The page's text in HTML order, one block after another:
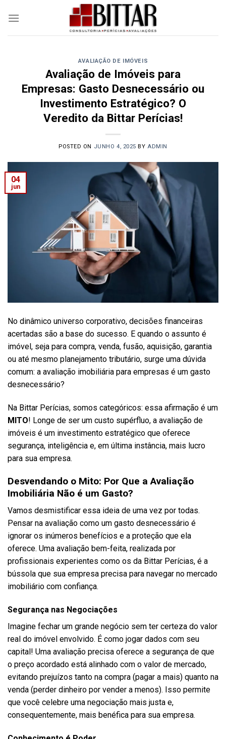
AVALIAÇÃO DE IMÓVEIS
Avaliação de Imóveis para
Empresas: Gasto Desnecessário ou
Investimento Estratégico? O
Veredito da Bittar Perícias!
POSTED ON JUNHO 4, 2025 BY ADMIN
04
jun
No dinâmico universo corporativo, decisões financeiras
acertadas são a base do sucesso. E quando o assunto é
imóvel, seja para compra, venda, fusão, aquisição, garantia
ou até mesmo planejamento tributário, surge uma dúvida
comum: a avaliação imobiliária para empresas é um gasto
desnecessário?
Na Bittar Perícias, somos categóricos: essa afirmação é um
MITO! Longe de ser um custo supérfluo, a avaliação de
imóveis é um investimento estratégico que oferece
segurança, inteligência e, em última instância, mais lucro
para sua empresa.
Desvendando o Mito: Por Que a Avaliação
Imobiliária Não é um Gasto?
Vamos desmistificar essa ideia de uma vez por todas.
Pensar na avaliação como um gasto desnecessário é
ignorar os inúmeros benefícios e a proteção que ela
oferece. Uma avaliação bem-feita, realizada por
profissionais experientes como os da Bittar Perícias, é a
bússola que sua empresa precisa para navegar no mercado
imobiliário com confiança.
Segurança nas Negociações
Imagine fechar um grande negócio sem ter certeza do valor
real do imóvel envolvido. É como jogar dados com seu
capital! Uma avaliação precisa oferece a segurança de que
o preço acordado está alinhado com o valor de mercado,
evitando prejuízos tanto na compra (pagar a mais) quanto na
venda (perder dinheiro por vender a menos). Isso permite
que você celebre uma negociação mais justa e,
consequentemente, mais benéfica para sua empresa.